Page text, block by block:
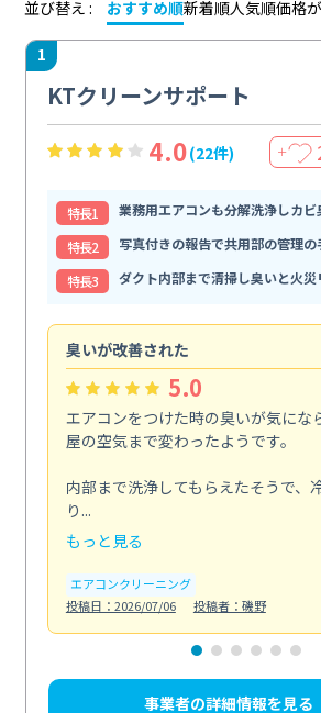
並び替え :
おすすめ順新着順人気順価格が
1
KTクリーンサポート
4.0(22件) ＋
特⻑1
特⻑2
写真付きの報告で共用部の管理
特⻑3
ダクト内部まで清掃し臭いと火
臭いが改善された
5.0
エアコンをつけた時の臭いが気にな
屋の空気まで変わったようです。
内部まで洗浄してもらえたそうで、
り...
もっと見る
エアコンクリーニング
投稿日：2026/07/06
投稿者：磯野
事業者の詳細情報を見る